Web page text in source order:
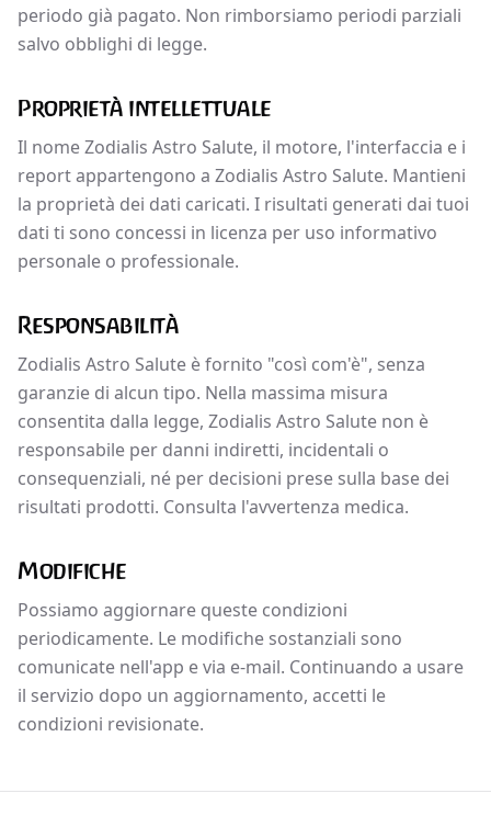
periodo già pagato. Non rimborsiamo periodi parziali
salvo obblighi di legge.
Proprietà intellettuale
Il nome Zodialis Astro Salute, il motore, l'interfaccia e i
report appartengono a Zodialis Astro Salute. Mantieni
la proprietà dei dati caricati. I risultati generati dai tuoi
dati ti sono concessi in licenza per uso informativo
personale o professionale.
Responsabilità
Zodialis Astro Salute è fornito "così com'è", senza
garanzie di alcun tipo. Nella massima misura
consentita dalla legge, Zodialis Astro Salute non è
responsabile per danni indiretti, incidentali o
consequenziali, né per decisioni prese sulla base dei
risultati prodotti. Consulta l'avvertenza medica.
Modifiche
Possiamo aggiornare queste condizioni
periodicamente. Le modifiche sostanziali sono
comunicate nell'app e via e-mail. Continuando a usare
il servizio dopo un aggiornamento, accetti le
condizioni revisionate.